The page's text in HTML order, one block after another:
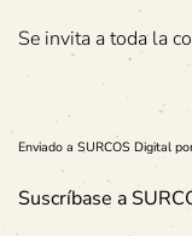
Se invita a toda la
Enviado a SURCOS Digital
Suscríbase a